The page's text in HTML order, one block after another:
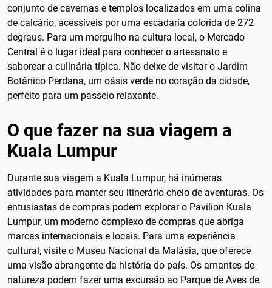
conjunto de cavernas e templos localizados em uma colina
de calcário, acessíveis por uma escadaria colorida de 272
degraus. Para um mergulho na cultura local, o Mercado
Central é o lugar ideal para conhecer o artesanato e
saborear a culinária típica. Não deixe de visitar o Jardim
Botânico Perdana, um oásis verde no coração da cidade,
perfeito para um passeio relaxante.
O que fazer na sua viagem a
Kuala Lumpur
Durante sua viagem a Kuala Lumpur, há inúmeras
atividades para manter seu itinerário cheio de aventuras. Os
entusiastas de compras podem explorar o Pavilion Kuala
Lumpur, um moderno complexo de compras que abriga
marcas internacionais e locais. Para uma experiência
cultural, visite o Museu Nacional da Malásia, que oferece
uma visão abrangente da história do país. Os amantes de
natureza podem fazer uma excursão ao Parque de Aves de